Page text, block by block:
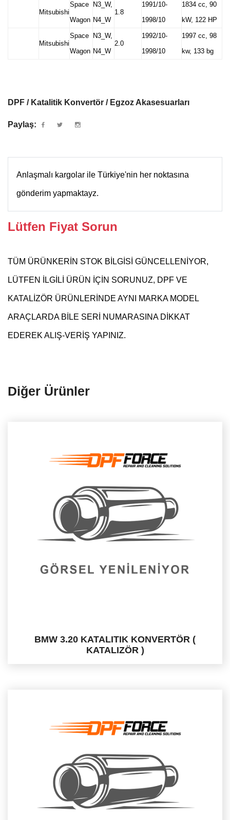
Mitsubishi
Space
Wagon
N3_W,
N4_W
1.8
1991/10-
1998/10
1834 cc, 90
kW, 122 HP
Mitsubishi
Space
Wagon
N3_W,
N4_W
2.0
1992/10-
1998/10
1997 cc, 98
kw, 133 bg
DPF / Katalitik Konvertör / Egzoz Akasesuarları
Paylaş:
Anlaşmalı kargolar ile Türkiye'nin her noktasına
gönderim yapmaktayz.
Lütfen Fiyat Sorun
TÜM ÜRÜNKERİN STOK BİLGİSİ GÜNCELLENİYOR,
LÜTFEN İLGİLİ ÜRÜN İÇİN SORUNUZ, DPF VE
KATALİZÖR ÜRÜNLERİNDE AYNI MARKA MODEL
ARAÇLARDA BİLE SERİ NUMARASINA DİKKAT
EDEREK ALIŞ-VERİŞ YAPINIZ.
Diğer Ürünler
BMW 3.20 KATALITIK KONVERTÖR (
KATALIZÖR )